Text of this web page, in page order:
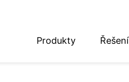
Produkty Řešení